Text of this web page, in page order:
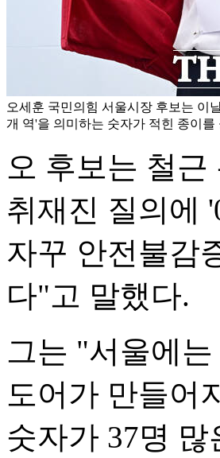
오세훈 국민의힘 서울시장 후보는 이
개 역'을 의미하는 숫자가 적힌 종이를
오 후보는 철
취재진 질의에
자꾸 안전불감
다"고 말했다.
그는 "서울에
도어가 만들어
숫자가 37명